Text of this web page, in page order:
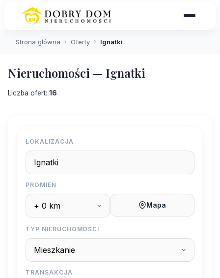
Strona główna › Oferty › Ignatki
Nieruchomości — Ignatki
Liczba ofert: 16
LOKALIZACJA
PROMIEŃ
Mapa
TYP NIERUCHOMOŚCI
TRANSAKCJA